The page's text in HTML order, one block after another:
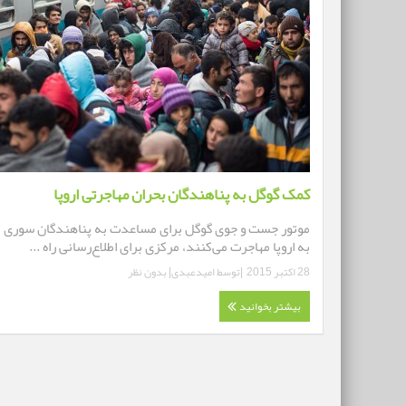
کمک گوگل به پناهندگان بحران مهاجرتی اروپا
موتور جست و جوی گوگل برای مساعدت به پناهندگان
به اروپا مهاجرت می‌کنند، مرکزی برای اطلاع‌رسانی راه ...
28 اکتبر 2015 |توسطامیدعبدی|بدون نظر
بیشتر بخوانید